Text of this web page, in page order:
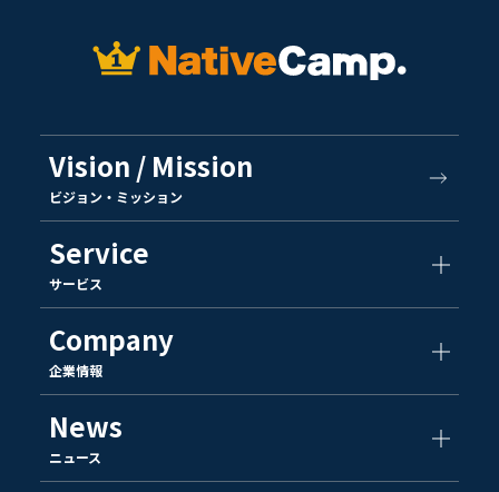
Vision / Mission
ビジョン・ミッション
Service
サービス
Company
企業情報
News
ニュース